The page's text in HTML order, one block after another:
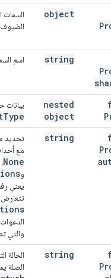
object
السمات
الضيوف
string اسم
nested
object
بيانات
Type
string
تحديد
مع
None
و
يعني
تتعارض
والتي
string
الصلة